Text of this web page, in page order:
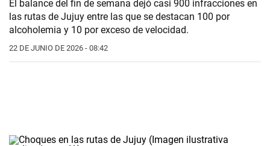
El balance del fin de semana dejó casi 900 infracciones en
las rutas de Jujuy entre las que se destacan 100 por
alcoholemia y 10 por exceso de velocidad.
22 DE JUNIO DE 2026 - 08:42